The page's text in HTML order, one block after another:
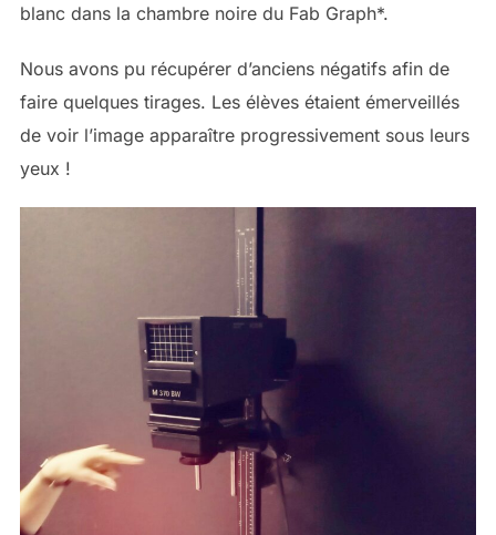
blanc dans la chambre noire du Fab Graph*.
Nous avons pu récupérer d’anciens négatifs afin de
faire quelques tirages. Les élèves étaient émerveillés
de voir l’image apparaître progressivement sous leurs
yeux !